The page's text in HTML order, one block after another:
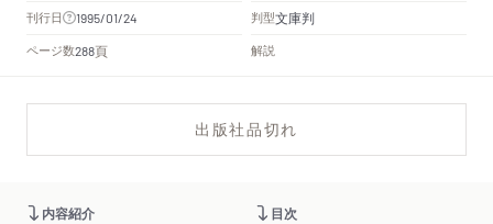
刊行日 1995/01/24 判型文庫判
ページ数288頁 解説
出版社品切れ
内容紹介 目次